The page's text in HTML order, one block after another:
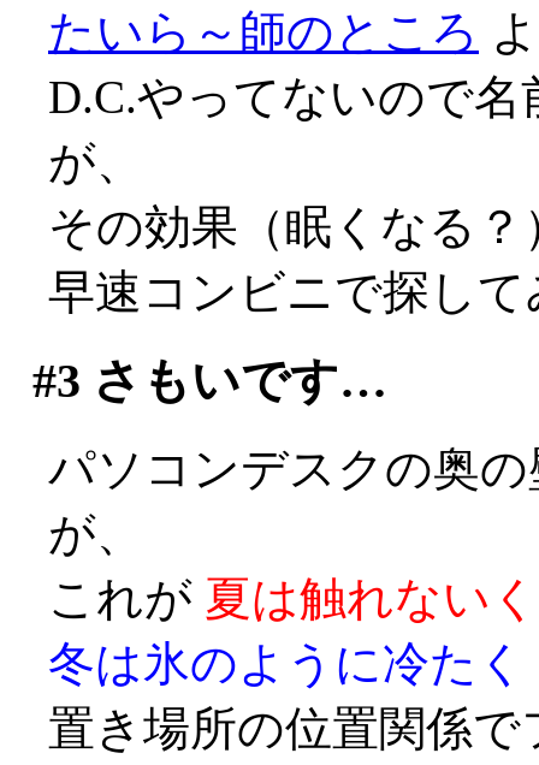
たいら～師のところ
D.C.やってないので
が、
その効果（眠くなる
早速コンビニで探し
#3 さもいです…
パソコンデスクの奥
が、
これが 夏は触れない
冬は氷のように冷たく
置き場所の位置関係